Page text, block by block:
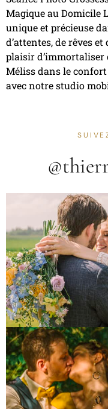
Magique au Domicile
unique et précieuse
d’attentes, de rêves
plaisir d’immortaliser
Méliss dans le
avec notre studio